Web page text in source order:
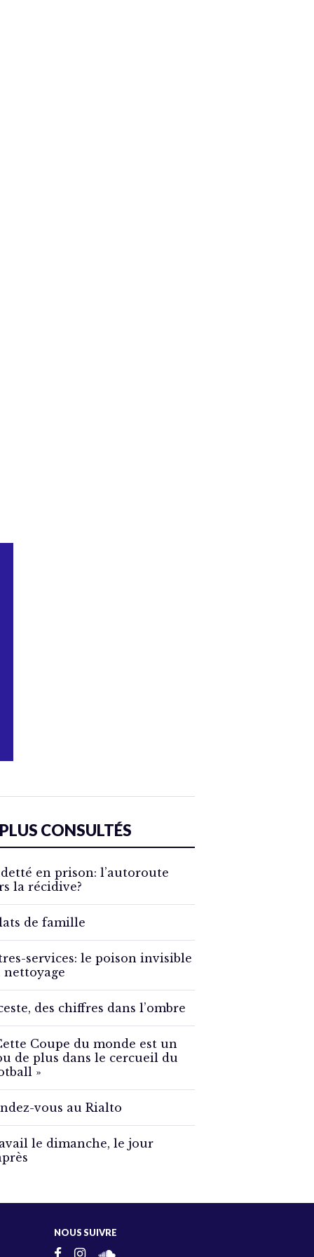
CONSULTÉS
en prison: l’autoroute
la récidive?
de famille
services: le poison invisible
nettoyage
des chiffres dans l’ombre
Coupe du monde est un
de plus dans le cercueil du
»
vous au Rialto
le dimanche, le jour
NOUS SUIVRE